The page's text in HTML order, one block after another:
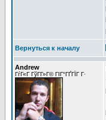
Вернуться к началу
Andrew
ГѓГ«Г ГўГ­Г»Г© ГІГ°ГҐГЇГ Г·